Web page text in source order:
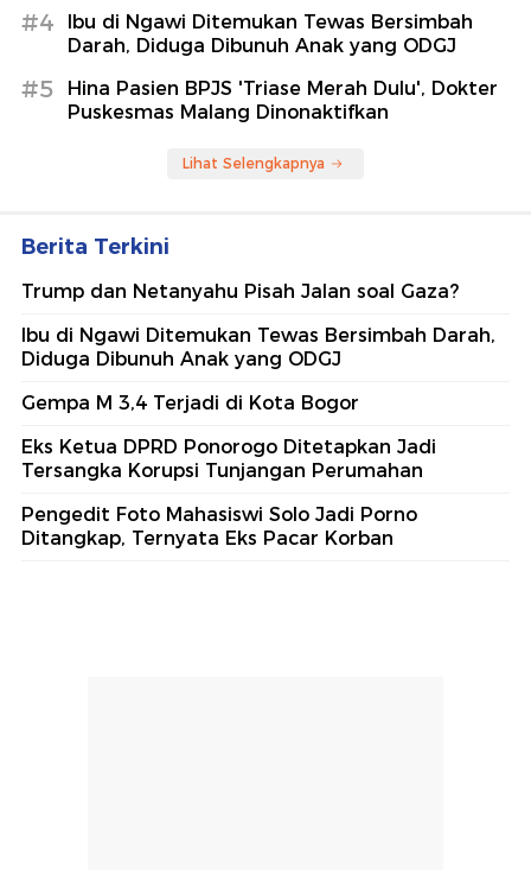
#4
Ibu di Ngawi Ditemukan Tewas Bersimbah
Darah, Diduga Dibunuh Anak yang ODGJ
#5
Hina Pasien BPJS 'Triase Merah Dulu', Dokter
Puskesmas Malang Dinonaktifkan
Lihat Selengkapnya
Berita Terkini
Trump dan Netanyahu Pisah Jalan soal Gaza?
Ibu di Ngawi Ditemukan Tewas Bersimbah Darah,
Diduga Dibunuh Anak yang ODGJ
Gempa M 3,4 Terjadi di Kota Bogor
Eks Ketua DPRD Ponorogo Ditetapkan Jadi
Tersangka Korupsi Tunjangan Perumahan
Pengedit Foto Mahasiswi Solo Jadi Porno
Ditangkap, Ternyata Eks Pacar Korban